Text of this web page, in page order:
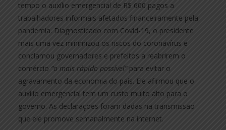
tempo o auxílio emergencial de R$ 600 pagos a
trabalhadores informais afetados financeiramente pela
pandemia. Diagnosticado com Covid-19, o presidente
mais uma vez minimizou os riscos do coronavírus e
conclamou governadores e prefeitos a reabrirem o
comércio “o mais rápido possível”para evitar o
agravamento da economia do país. Ele afirmou que o
auxílio emergencial tem um custo muito alto para o
governo. As declarações foram dadas na transmissão
que ele promove semanalmente na internet.